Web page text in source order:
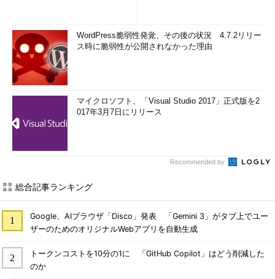
WordPress脆弱性発覚、その後の状況 4.7.2リリー
ス時に脆弱性が公開されなかった理由
マイクロソフト、「Visual Studio 2017」正式版を2
017年3月7日にリリース
Recommended by
総合記事ランキング
Google、AIブラウザ「Disco」発表 「Gemini 3」がタブ上でユー
ザーのためのオリジナルWebアプリを自動生成
トークンコストを10分の1に 「GitHub Copilot」はどう削減した
のか